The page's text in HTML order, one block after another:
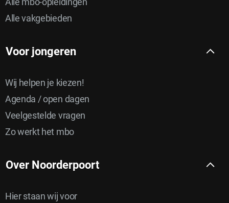
Alle vakgebieden
Voor jongeren
Wij helpen je kiezen!
Agenda / open dagen
Veelgestelde vragen
Zo werkt het mbo
Over Noorderpoort
Hier staan wij voor